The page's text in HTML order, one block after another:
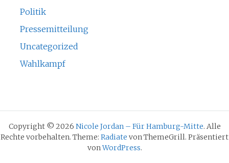
Politik
Pressemitteilung
Uncategorized
Wahlkampf
Copyright © 2026 Nicole Jordan – Für Hamburg-Mitte. Alle
Rechte vorbehalten. Theme: Radiate von ThemeGrill. Präsentiert
vonWordPress.